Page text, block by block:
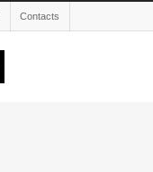
Contacts